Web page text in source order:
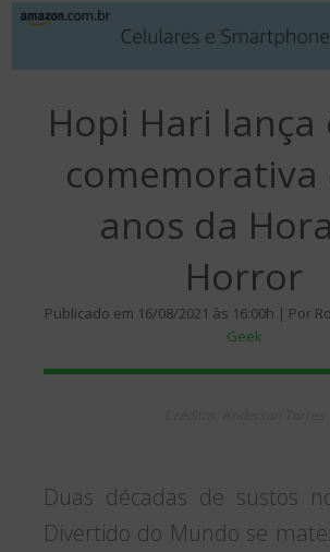
Hopi Hari lança
comemorativa
anos da
Horror
Publicado em 16/08/2021 às 16:00h | Por
Geek
Duas décadas de sustos
Divertido do Mundo se